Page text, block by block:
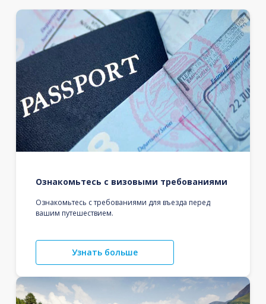
Ознакомьтесь с визовыми требованиями
Ознакомьтесь с требованиями для въезда перед
вашим путешествием.
Узнать больше